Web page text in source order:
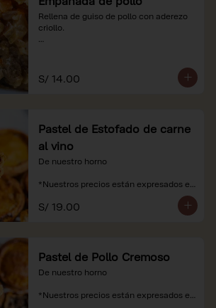
Rellena de guiso de pollo con aderezo
criollo.
S/ 14.00
Pastel de Estofado de carne
al vino
De nuestro horno
*Nuestros precios están expresados en
recargo al consumo.
S/ 19.00
Pastel de Pollo Cremoso
De nuestro horno
*Nuestros precios están expresados en